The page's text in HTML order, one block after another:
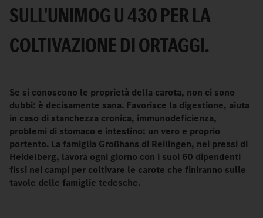
ULL'UNIMOG U 430 PER LA C
OLTIVAZIONE DI ORTAGGI.
Se si conoscono le proprietà della carota, non ci sono
dubbi: è decisamente sana. Favorisce la digestione, aiuta
in caso di stanchezza cronica, immunodeficienza,
problemi di stomaco e intestino: un vero e proprio
portento. La famiglia Großhans di Reilingen, nei pressi di
Heidelberg, lavora ogni giorno con i suoi 60 dipendenti
fissi nei campi per coltivare le carote che finiranno sulle
tavole delle famiglie tedesche.